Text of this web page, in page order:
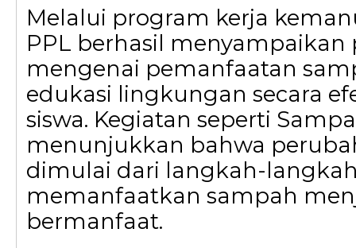
Melalui program kerja
PPL berhasil menyampaikan
mengenai pemanfaatan
edukasi lingkungan secara
siswa. Kegiatan seperti
menunjukkan bahwa
dimulai dari langkah-
memanfaatkan sampah
bermanfaat.